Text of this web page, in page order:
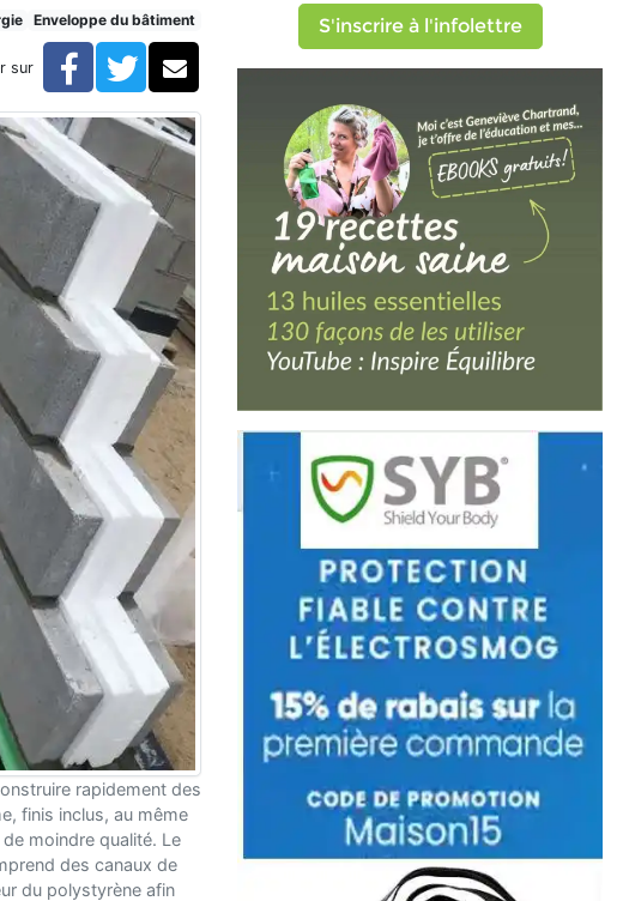
Enveloppe du bâtiment
sur Facebook
TwitterCourriel
rapidement des
finis inclus, au même
moindre qualité. Le
des canaux de
du polystyrène afin
S'inscrire à l'infolettre